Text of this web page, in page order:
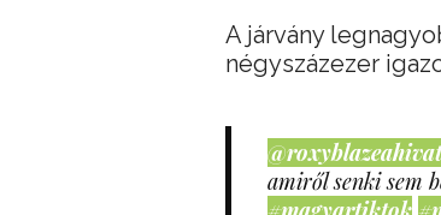
A járvány
négyszázezer
amiről senki sem